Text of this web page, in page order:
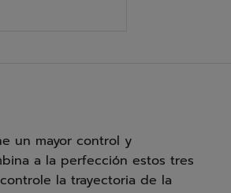
un mayor control y
a la perfección estos tres
la trayectoria de la